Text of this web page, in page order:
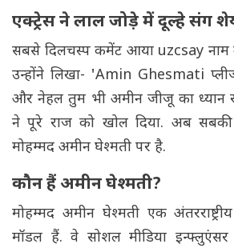
एक्ट्रेस ने लाल जोड़े में दूल्हे संग
सबसे दिलचस्प कमेंट आया uzcsay
उन्होंने लिखा- 'Amin Ghesmati
और नेहल तुम भी अमीन जीजू का
ने पूरे राज को खोल दिया. अब
मोहम्मद अमीन घेश्मती पर है.
कौन हैं अमीन घेश्मती?
मोहम्मद अमीन घेश्मती एक
मॉडल हैं. वे सोशल मीडिया